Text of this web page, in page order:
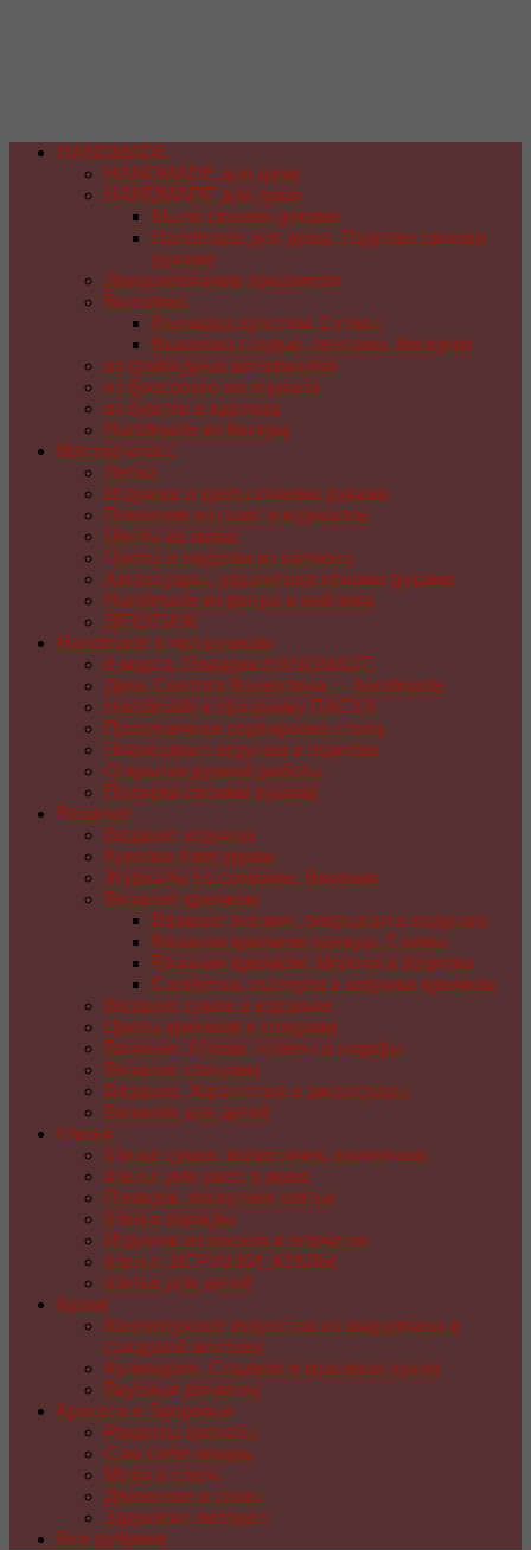
HANDMADE
HANDMADE для дачи
HANDMADE для дома
Мыло своими руками
Handmade для дома. Поделки своими
руками
Декорирование предметов
Вышивка
Вышивка крестом. Схемы
Вышивка гладью, лентами, бисером
из природных материалов
из бросового материала
из бумаги и картона
Handmade из бисера
Мастер-класс
Лепка
Игрушки и куклы своими руками
Плетение из газет и журналов
Цветы из ткани
Цветы и поделки из капрона
Аксессуары, украшения своими руками
Handmade из фетра и войлока
ДЕКУПАЖ
Handmade к праздникам
8 марта. Подарки HANDMADE
День Святого Валентина — handmade
Handmade к празднику ПАСХA
Праздничная сервировка стола
Новогодние игрушки и поделки
Открытки ручной работы
Подарки своими руками
Вязание
Вязание игрушек
Куколки Амигуруми
Журналы со схемами. Вязание
Вязание крючком
Вязание пледов, покрывал и подушек
Вязаная крючком одежда. Схемы
Вязание крючком. Мелочи и поделки
Салфетки, скатерти и коврики крючком
Вязание сумок и корзинок
Цветы крючком и спицами
Вязание. Шапки, шляпы и шарфы
Вязание спицами
Вязание. Украшения и аксессуары
Вязание для детей
Шитье
Шитье сумок, косметичек, кошельков
Шитье для уюта в доме
Пэчворк, лоскутное шитье
Шитье одежды
Игрушки из носков и перчаток
Шитье. ИГРУШКИ, КУКЛЫ
Шитье для детей
Кухня
Кондитерское искусство из марципана и
сахарной мастики
Кулинария. Сладкая и красивая кухня
Вкусные рецепты
Красота и Здоровье
Рецепты красоты
Сам себе лекарь
Мода и стиль
Движение и спорт
Здоровое питание
Все рубрики